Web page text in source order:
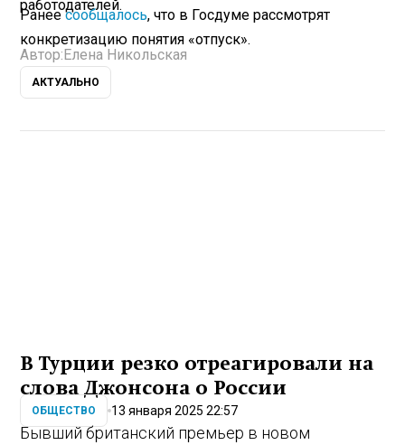
работодателей.
Ранеесообщалось, что в Госдуме рассмотрят
конкретизацию понятия «отпуск».
Автор:Елена Никольская
АКТУАЛЬНО
В Турции резко отреагировали на
слова Джонсона о России
ОБЩЕСТВО 13 января 2025 22:57
Бывший британский премьер в новом